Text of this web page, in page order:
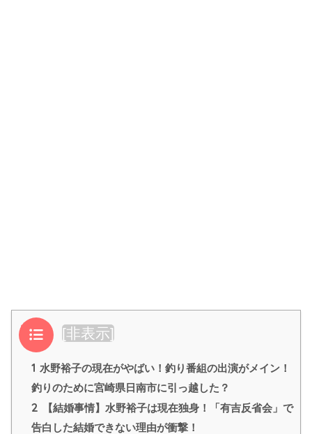
目次 [非表示]
1 水野裕子の現在がやばい！釣り番組の出演がメイン！
釣りのために宮崎県日南市に引っ越した？
2
【結婚事情】水野裕子は現在独身！「有吉反省会」で
告白した結婚できない理由が衝撃！